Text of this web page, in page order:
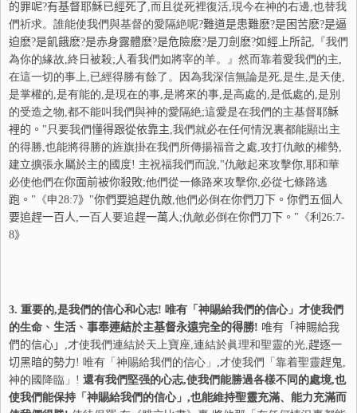
的罪呢?有基督耶穌已經死了 ,而且從死裡復活,現今在神的右邊,也替我
們祈求。誰能使我們與基督的愛隔絶呢?難道是患難麽?是困苦麽?是逼
迫麽?是飢餓麽?是赤身露體麽?是危險麽?是刀劍麽?如經上所記,『我們
為你的緣故,終日被殺;人看我們如將宰的羊。』然而靠着愛我們的主,
在這一切的事上,已經得勝有餘了。因為我深信無論是死,是生,是天使,
是掌權的,是有能的,是現在的事,是將來的事,是高處的,是低處的,是別
的受造之物,都不能叫我們與神的愛隔絶;這愛是在我們的主基督耶穌
裡的。 "只要我們懂得跟從依靠主,我們就必在任何情況裏都能顯出主
的得勝,也能將得勝的旌旗掛在我們所傳揚福音之處,攻打仇敵的權勢,
建立擴張永屬於主的國度! 主祝福我們而說,"仇敵起來攻擊你,耶和華
必使他們在你面前被你殺敗;他們從一條路來攻擊你,必從七條路逃
跑 。 "《申28:7》 "你們要追趕仇敵,他們必倒在你們刀下。 你們五個人
要追趕一百人,一百人要追趕一萬人;仇敵必倒在你們刀下。 "《利 26:7-
8》
3. 重要的,是我們的信心和心志! 唯有「神賜給我們的信心」才使我們
的生命 、 生活 、 事奉連結於主基督永遠完全的得勝! 唯有「神賜給我
們的信心」 ,才使我們連結於天上寶座,連結於眞理和聖靈的光,趕逐一
切黑暗的勢力! 唯有「神賜給我們的信心」,才使我們「靠着聖靈趕鬼,
神的國降臨」! 還有我們堅强的心志,使我們能勝過各樣不同的處境,也
使我們能保持「神賜給我們的信心」,也能維持聖靈充滿、能力充滿而